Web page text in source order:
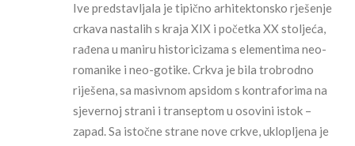
Ive predstavljala je tipično arhitektonsko rješenje
crkava nastalih s kraja XIX i početka XX stoljeća,
rađena u maniru historicizama s elementima neo-
romanike i neo-gotike. Crkva je bila trobrodno
riješena, sa masivnom apsidom s kontraforima na
sjevernoj strani i transeptom u osovini istok –
zapad. Sa istočne strane nove crkve, uklopljena je